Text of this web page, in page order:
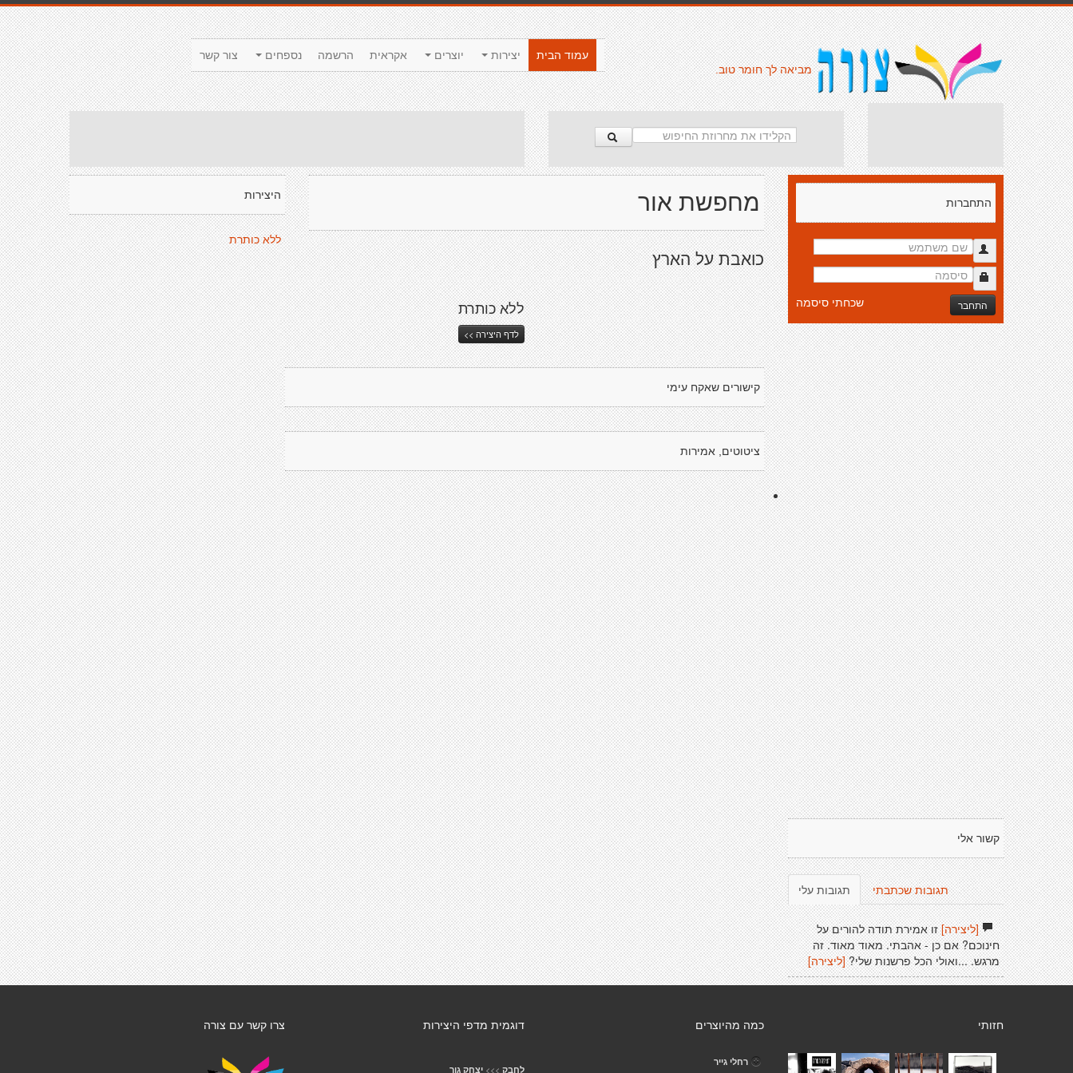
צור קשר נספחים הרשמה אקראית יוצרים יצירות
עמוד הבית
מביאה לך חומר טוב.
היצירות
ללא כותרת
מחפשת אור
כואבת על הארץ
ללא כותרת
לדף היצירה >>
קישורים שאקח עימי
ציטוטים, אמירות
התחברות
התחבר שכחתי סיסמה
קשור אלי
תגובות עלי תגובות שכתבתי
[ליצירה]זו אמירת תודה להורים על
חינוכם? אם כן - אהבתי. מאוד מאוד. זה
מרגש. ...ואולי הכל פרשנות שלי? [ליצירה]
צרו קשר עם צורה דוגמית מדפי היצירות
לחבק >>> יצחק גור
כמה מהיוצרים
רחלי גייר
חזותי